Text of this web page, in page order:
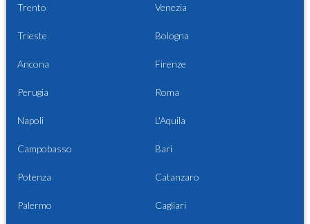
Trento Venezia
Trieste Bologna
Ancona Firenze
Perugia Roma
Napoli L'Aquila
Campobasso Bari
Potenza Catanzaro
Palermo Cagliari